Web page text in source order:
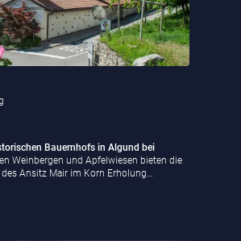
Bauernhofs in Algund bei
Weinbergen und Apfelwiesen bieten die
Ansitz Mair im Korn Erholung…